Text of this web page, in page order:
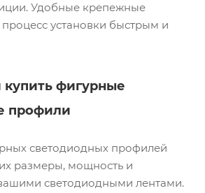
Удобные крепежные
установки быстрым и
купить фигурные
профили
светодиодных профилей
размеры, мощность и
светодиодными лентами.